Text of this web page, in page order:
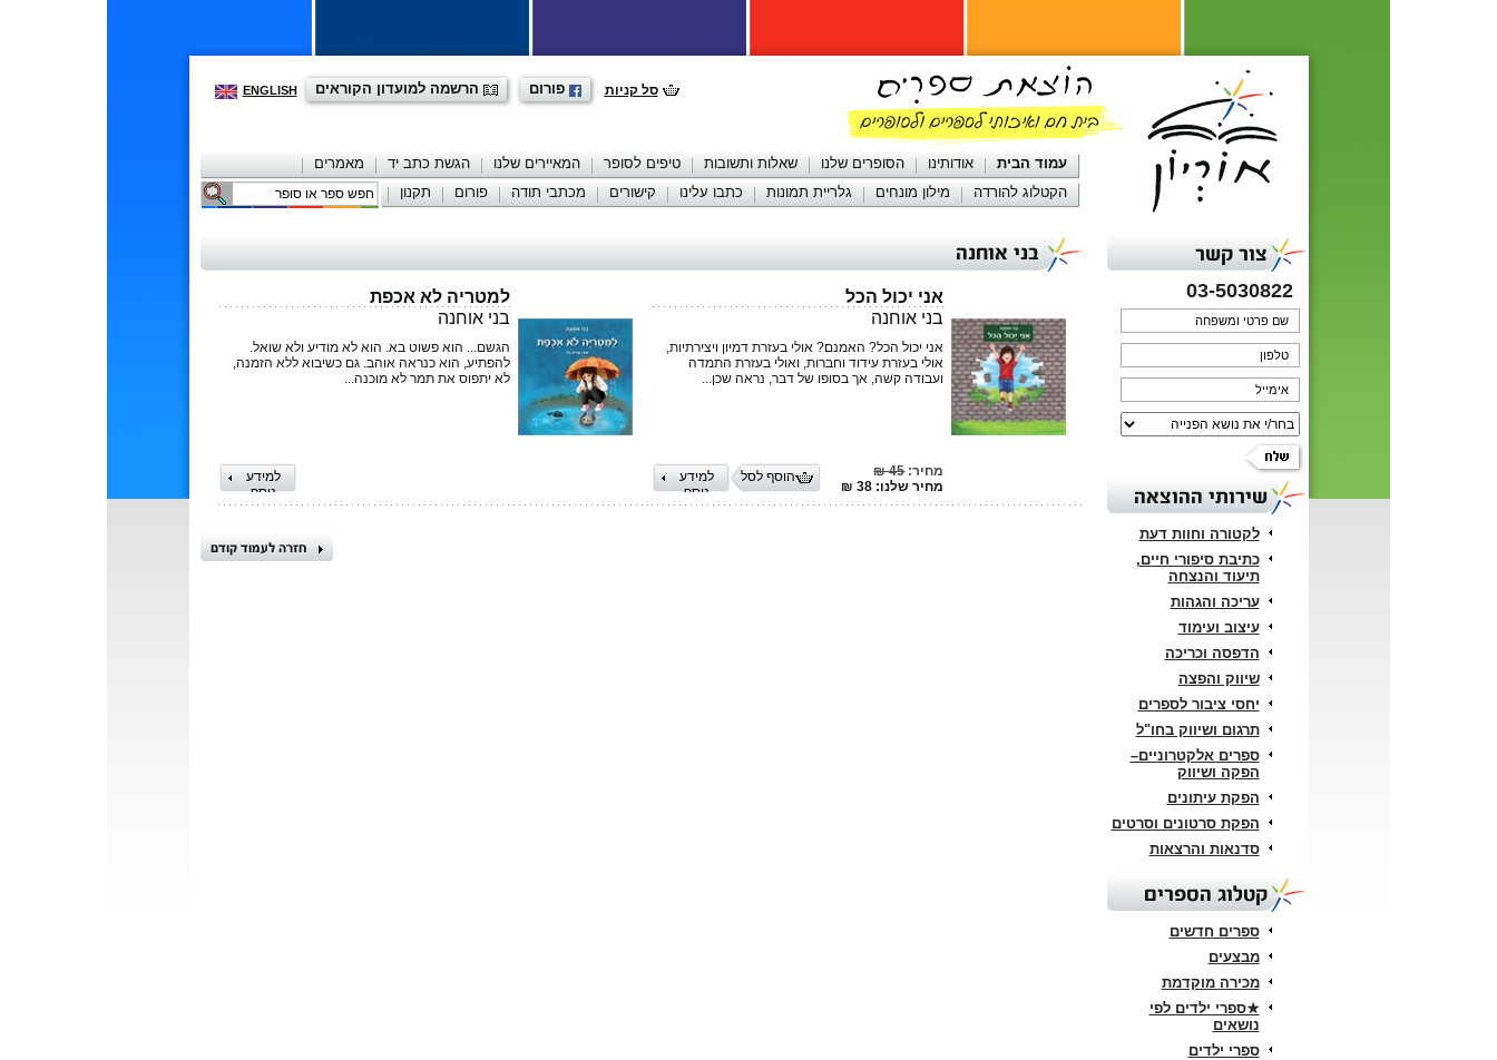
ENGLISH הרשמה למועדון הקוראים פורום סל קניות
עמוד הבית אודותינו הסופרים שלנו שאלות ותשובות טיפים לסופר המאיירים שלנו הגשת כתב יד
מאמרים
הקטלוג להורדה
מילון מונחים גלריית תמונות כתבו עלינו קישורים מכתבי תודה פורום תקנון יצירת קשר
צור קשר
03-5030822
שירותי ההוצאה
לקטורה וחוות דעת
כתיבת סיפורי חיים,
תיעוד והנצחה
עריכה והגהות
עיצוב ועימוד
הדפסה וכריכה
שיווק והפצה
יחסי ציבור לספרים
תרגום ושיווק בחו"ל
ספרים אלקטרוניים–
הפקה ושיווק
הפקת עיתונים
הפקת סרטונים וסרטים
סדנאות והרצאות
קטלוג הספרים
ספרים חדשים
מבצעים
מכירה מוקדמת
★ספרי ילדים לפי
נושאים
ספרי ילדים
בני אוחנה
אני יכול הכל
בני אוחנה
אני יכול הכל? האמנם? אולי בעזרת דמיון ויצירתיות,
אולי בעזרת עידוד וחברות, ואולי בעזרת התמדה
ועבודה קשה, אך בסופו של דבר, נראה שכן...
מחיר:45 ₪
מחיר שלנו: 38 ₪
למידע
נוסף
הוסף לסל
למטריה לא אכפת
בני אוחנה
הגשם... הוא פשוט בא. הוא לא מודיע ולא שואל.
להפתיע, הוא כנראה אוהב. גם כשיבוא ללא הזמנה,
לא יתפוס את תמר לא מוכנה...
למידע
נוסף